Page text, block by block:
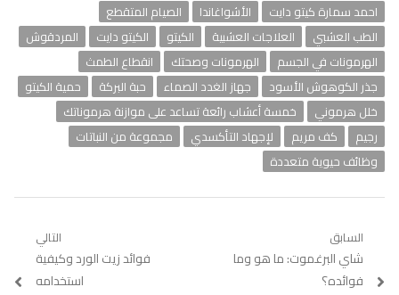
احمد سمارة كيتو دايت
الأشواغاندا
الصيام المتقطع
الطب العشبي
العلاجات العشبية الكيتو الكيتو دايت
المردقوش
الهرمونات في الجسم
الهرمونات وصحتك
انقطاع الطمث
جذر الكوهوش الأسود
جهاز الغدد الصماء حبة البركة
حمية الكيتو
خلل هرموني
خمسة أعشاب رائعة تساعد على موازنة هرموناتك
رجيم
كف مريم لإجهاد التأكسدي
مجموعة من النباتات
وظائف حيوية متعددة
تصفّح
المقالات
السابق
Previous
post:
شاي البرغموت: ما هو وما
فوائده؟
التالي
Next
فوائد زيت الورد وكيفية
استخدامه